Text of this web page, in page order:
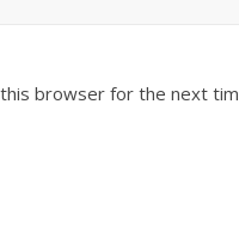
browser for the next